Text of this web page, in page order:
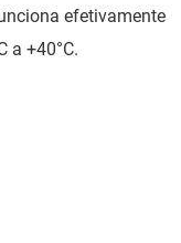
efetivamente
a +40°C.